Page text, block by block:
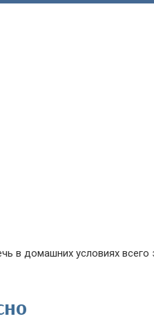
в домашних условиях